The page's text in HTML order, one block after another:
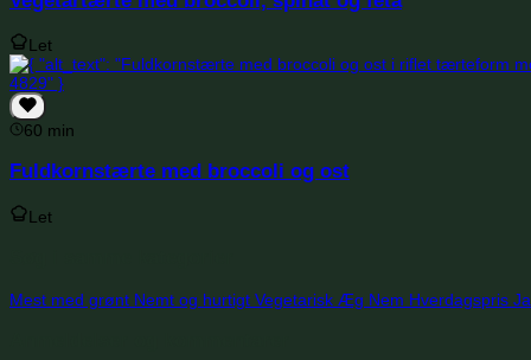
Let
60 min
Fuldkornstærte med broccoli og ost
Let
Mest med grønt Nemt og hurtigt Vegetarisk Æg Nem Hverdagspris